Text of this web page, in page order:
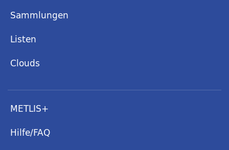
Sammlungen
Listen
Clouds
METLIS+
Hilfe/FAQ